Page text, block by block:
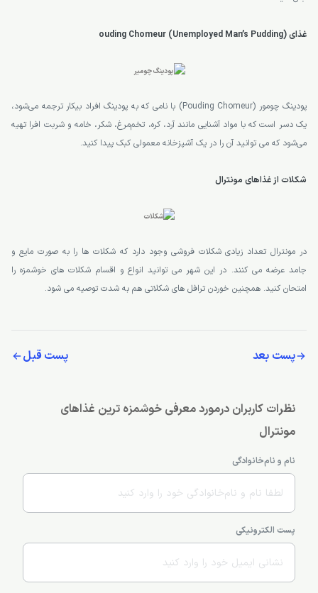
غذای ouding Chomeur (Unemployed Man’s Pudding)
پودینگ چومور (Pouding Chomeur) با نامی که به پودینگ افراد بیکار ترجمه می‌شود،
یک دسر است که با مواد آشنایی مانند آرد، کره، تخم‌مرغ، شکر، خامه و شربت افرا تهیه
می‌شود که می توانید آن را در یک آشپزخانه معمولی کبک پیدا کنید.
شکلات از غذاهای مونترال
در مونترال تعداد زیادی شکلات فروشی وجود دارد که شکلات ها را به صورت مایع و
جامد عرضه می کنند. در این شهر می توانید انواع و اقسام شکلات های خوشمزه را
امتحان کنید. همچنین خوردن ترافل های شکلاتی هم به شدت توصیه می شود.
پست بعد پست قبل
نظرات کاربران درمورد معرفی خوشمزه ترین غذاهای
مونترال
نام و نام‌خانوادگی
پست الکترونیکی